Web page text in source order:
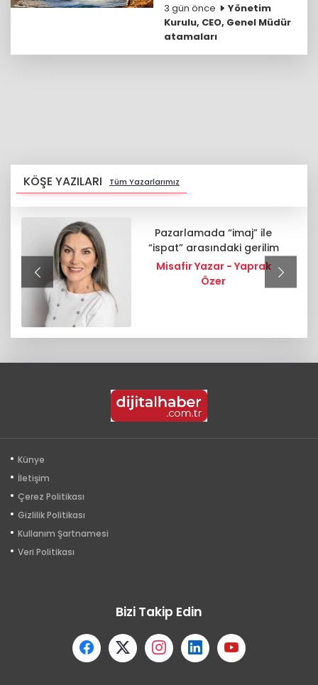
haberimizde...
3 gün önce
Yönetim
Kurulu, CEO, Genel Müdür
atamaları
KÖŞE YAZILARI Tüm Yazarlarımız
Pazarlamada “imaj” ile
“ispat” arasındaki gerilim
Misafir Yazar - Yaprak
Özer
Künye
İletişim
Çerez Politikası
Gizlilik Politikası
Kullanım Şartnamesi
Veri Politikası
Bizi Takip Edin